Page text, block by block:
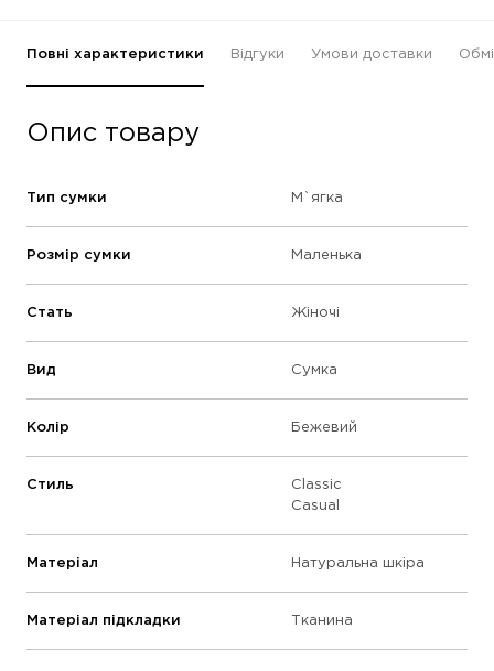
Повні характеристики Відгуки Умови доставки
Опис товару
Тип сумки М`ягка
Розмір сумки Маленька
Стать Жіночі
Вид Сумка
Колір Бежевий
Стиль
Classic
Casual
Матеріал Натуральна шкіра
Матеріал підкладки Тканина